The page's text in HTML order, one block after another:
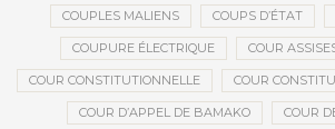
COUPLES MALIENS COUPS D’ÉTAT
COUPURE ÉLECTRIQUE COUR
COUR CONSTITUTIONNELLE COUR
COUR D’APPEL DE BAMAKO COUR